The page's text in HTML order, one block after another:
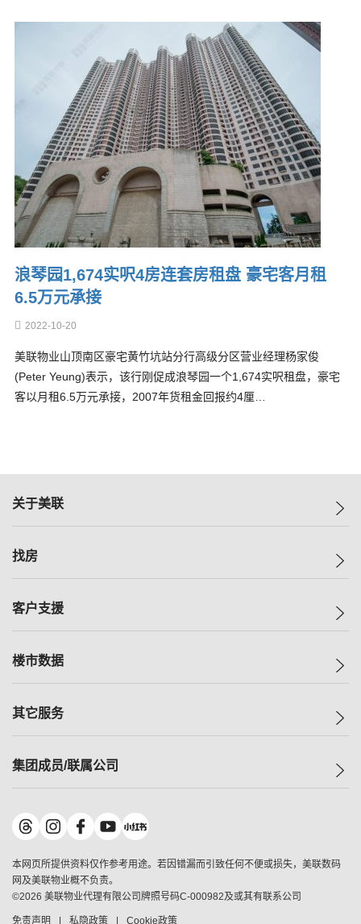
浪琴园1,674实呎4房连套房租盘 豪宅客月租
6.5万元承接
2022-10-20
美联物业山顶南区豪宅黄竹坑站分行高级分区营业经理杨家俊
(Peter Yeung)表示，该行刚促成浪琴园一个1,674实呎租盘，豪宅
客以月租6.5万元承接，2007年货租金回报约4厘…
关于美联
美联集团
人才招募
找房
一手新房
减价
美联豪宅
独家楼盘
租房
客户支援
自助放盘
查询热线
按揭计算机
负担能力计算机
转按计算机
缴款方式
楼市数据
指数
历史成交
小区成交排行榜
地区百科
其它服务
小区专页
美联精英会
美善会
地产经纪人管理协会
申报已递交的购楼开盘
集团成员/联属公司
美联物业
鋑联控股*
美联工商铺*
美联中国
美联澳门
本网页所提供资料仅作参考用途。若因错漏而引致任何不便或损失，美联数码
网及美联物业概不负责。
©2026 美联物业代理有限公司牌照号码C-000982及或其有联系公司
免责声明 私隐政策 Cookie政策